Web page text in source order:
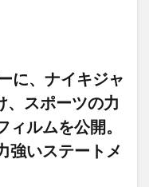
に、ナイキジャ
、スポーツの力
ルムを公開。
強いステートメ